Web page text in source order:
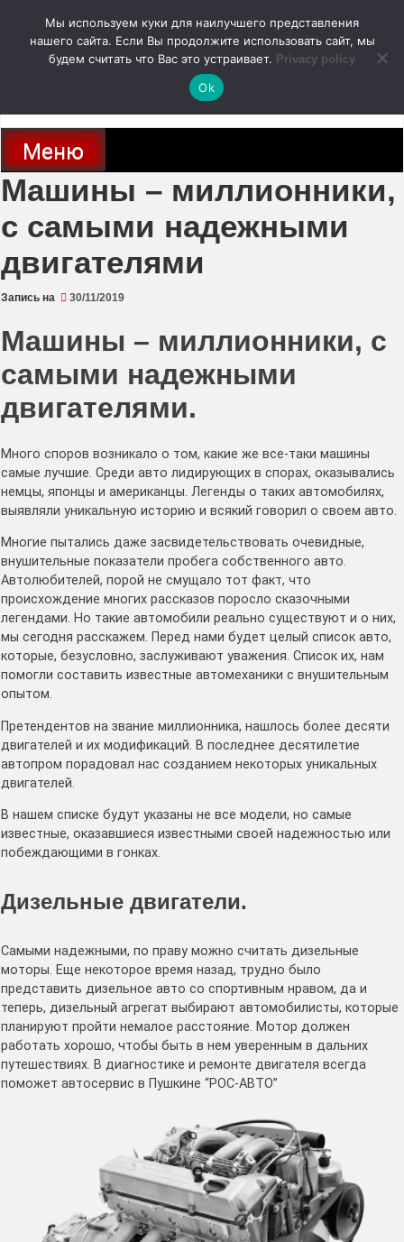
содержимому
autodoc24.ru
Новости про современные автомобили и не только, новинки зарубежного
и отечественного автопрома
Меню
Машины – миллионники,
с самыми надежными
двигателями
Запись на 30/11/2019
Машины – миллионники, с
самыми надежными
двигателями.
Много споров возникало о том, какие же все-таки машины
самые лучшие. Среди авто лидирующих в спорах, оказывались
немцы, японцы и американцы. Легенды о таких автомобилях,
выявляли уникальную историю и всякий говорил о своем авто.
Многие пытались даже засвидетельствовать очевидные,
внушительные показатели пробега собственного авто.
Автолюбителей, порой не смущало тот факт, что
происхождение многих рассказов поросло сказочными
легендами. Но такие автомобили реально существуют и о них,
мы сегодня расскажем. Перед нами будет целый список авто,
которые, безусловно, заслуживают уважения. Список их, нам
помогли составить известные автомеханики с внушительным
опытом.
Претендентов на звание миллионника, нашлось более десяти
двигателей и их модификаций. В последнее десятилетие
автопром порадовал нас созданием некоторых уникальных
двигателей.
В нашем списке будут указаны не все модели, но самые
известные, оказавшиеся известными своей надежностью или
побеждающими в гонках.
Дизельные двигатели.
Самыми надежными, по праву можно считать дизельные
моторы. Еще некоторое время назад, трудно было
представить дизельное авто со спортивным нравом, да и
теперь, дизельный агрегат выбирают автомобилисты, которые
планируют пройти немалое расстояние. Мотор должен
работать хорошо, чтобы быть в нем уверенным в дальних
путешествиях. В диагностике и ремонте двигателя всегда
поможет автосервис в Пушкине “РОС-АВТО”
Мы используем куки для наилучшего представления
нашего сайта. Если Вы продолжите использовать сайт, мы
будем считать что Вас это устраивает. Privacy policy
Ok